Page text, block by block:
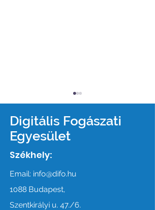
Digitális Fogászati
Kongresszus 2026 –
Save the date
Digitális Fogászati
Egyesület
Székhely:
Email: info@difo.hu
1088 Budapest,
Szentkirályi u. 47./6.